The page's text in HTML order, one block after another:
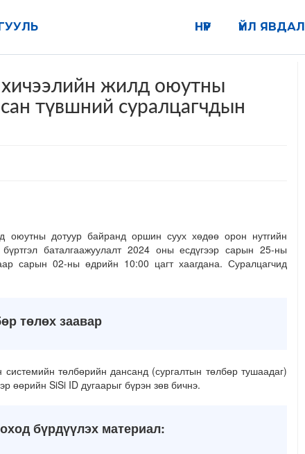
ҮЙЛ ЯВДАЛ
НҮҮР
жилд оюутны
түвшний суралцагчдын
дотуур байранд оршин суух хөдөө орон нутгийн
баталгаажуулалт 2024 оны есдүгээр сарын 25-ны
сарын 02-ны өдрийн 10:00 цагт хаагдана. Суралцагчид
төлөх заавар
төлбөрийн дансанд (сургалтын төлбөр тушаадаг)
өөрийн SiSi ID дугаарыг бүрэн зөв бичнэ.
бүрдүүлэх материал: